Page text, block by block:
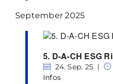
September 2025
5. D-A-CH ESG
24. Sep. 25 |
Infos